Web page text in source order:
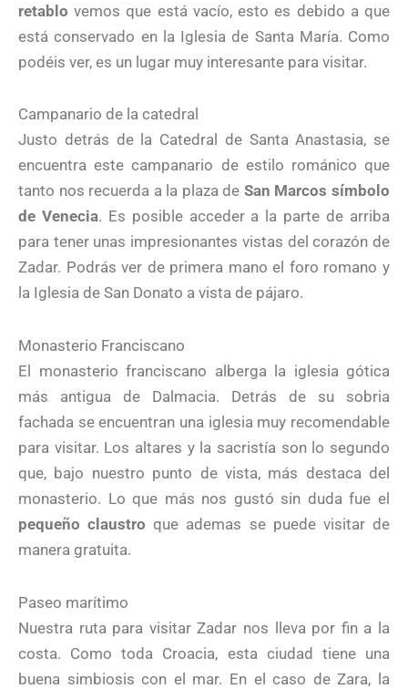
retablo vemos que está vacío, esto es debido a que
está conservado en la Iglesia de Santa María. Como
podéis ver, es un lugar muy interesante para visitar.
Campanario de la catedral
Justo detrás de la Catedral de Santa Anastasia, se
encuentra este campanario de estilo románico que
tanto nos recuerda a la plaza de San Marcos símbolo
de Venecia. Es posible acceder a la parte de arriba
para tener unas impresionantes vistas del corazón de
Zadar. Podrás ver de primera mano el foro romano y
la Iglesia de San Donato a vista de pájaro.
Monasterio Franciscano
El monasterio franciscano alberga la iglesia gótica
más antigua de Dalmacia. Detrás de su sobria
fachada se encuentran una iglesia muy recomendable
para visitar. Los altares y la sacristía son lo segundo
que, bajo nuestro punto de vista, más destaca del
monasterio. Lo que más nos gustó sin duda fue el
pequeño claustro que ademas se puede visitar de
manera gratuita.
Paseo marítimo
Nuestra ruta para visitar Zadar nos lleva por fin a la
costa. Como toda Croacia, esta ciudad tiene una
buena simbiosis con el mar. En el caso de Zara, la